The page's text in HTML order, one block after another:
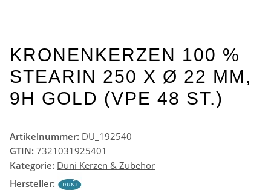
KRONENKERZEN 100 %
STEARIN 250 X Ø 22 MM,
9H GOLD (VPE 48 ST.)
Artikelnummer: DU_192540
GTIN: 7321031925401
Kategorie: Duni Kerzen & Zubehör
Hersteller: